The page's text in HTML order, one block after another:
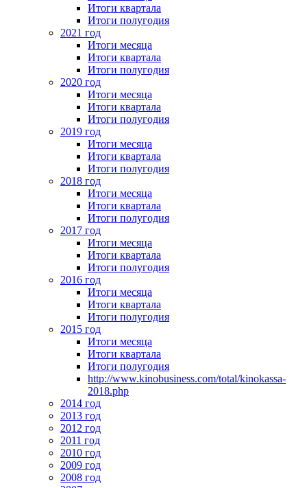
Итоги квартала
Итоги полугодия
2021 год
Итоги месяца
Итоги квартала
Итоги полугодия
2020 год
Итоги месяца
Итоги квартала
Итоги полугодия
2019 год
Итоги месяца
Итоги квартала
Итоги полугодия
2018 год
Итоги месяца
Итоги квартала
Итоги полугодия
2017 год
Итоги месяца
Итоги квартала
Итоги полугодия
2016 год
Итоги месяца
Итоги квартала
Итоги полугодия
2015 год
Итоги месяца
Итоги квартала
Итоги полугодия
http://www.kinobusiness.com/total/kinokassa-
2018.php
2014 год
2013 год
2012 год
2011 год
2010 год
2009 год
2008 год